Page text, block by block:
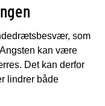
som
kan være
Det kan derfor
lindrer både